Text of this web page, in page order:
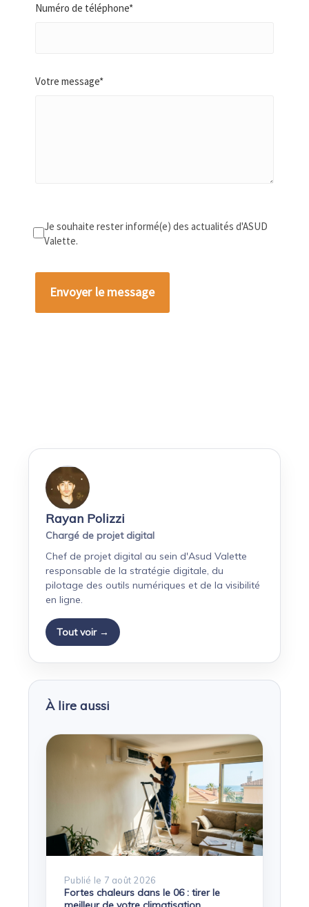
Numéro de téléphone*
Votre message*
Je souhaite rester informé(e) des actualités d'ASUD
Valette.
Rayan Polizzi
Chargé de projet digital
Chef de projet digital au sein d'Asud Valette
responsable de la stratégie digitale, du
pilotage des outils numériques et de la visibilité
en ligne.
Tout voir →
À lire aussi
Publié le 7 août 2026
Fortes chaleurs dans le 06 : tirer le